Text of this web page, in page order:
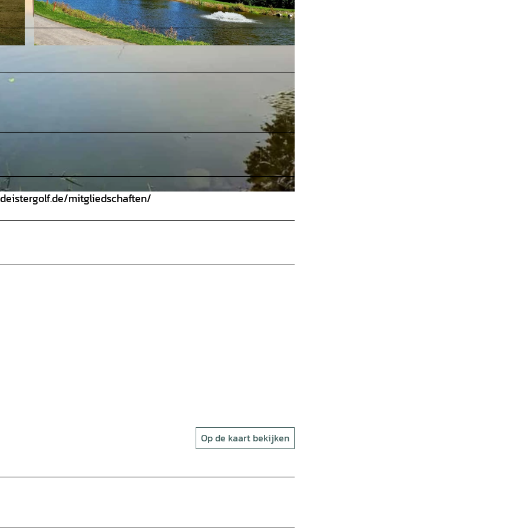
mitgliedschaften/
Op de kaart bekijken